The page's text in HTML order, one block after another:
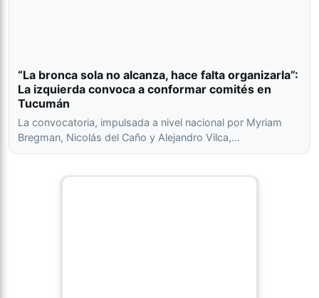
“La bronca sola no alcanza, hace falta organizarla”:
La izquierda convoca a conformar comités en
Tucumán
La convocatoria, impulsada a nivel nacional por Myriam
Bregman, Nicolás del Caño y Alejandro Vilca,…